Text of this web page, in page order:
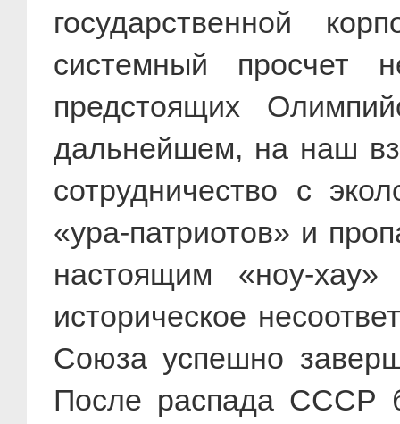
государственной
системный просчет
предстоящих
дальнейшем, на наш
сотрудничество с
«ура-патриотов» и
настоящим «ноу-
историческое
Союза успешно
После распада СССР